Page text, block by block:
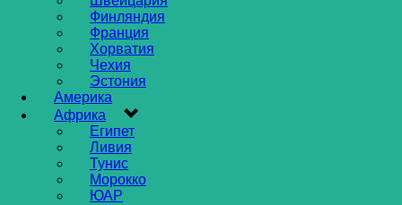
Финляндия
Франция
Хорватия
Чехия
Эстония
Америка
Африка
Египет
Ливия
Тунис
Морокко
ЮАР